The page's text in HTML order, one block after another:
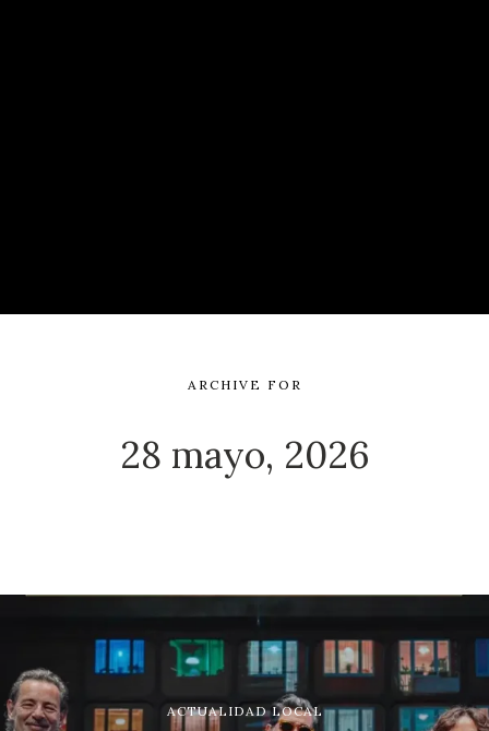
ARCHIVE FOR
28 mayo, 2026
ACTUALIDAD LOCAL